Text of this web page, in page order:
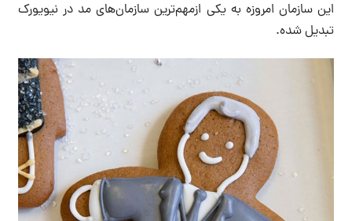
این سازمان امروزه به یکی ازمهم‌ترین سازمان‌های مد در نیویورک
تبدیل شده.